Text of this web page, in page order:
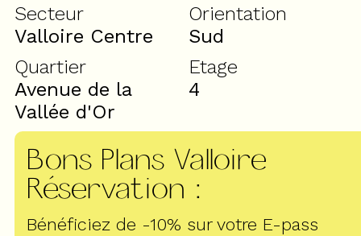
Secteur
Valloire Centre
Orientation
Sud
Quartier
Avenue de la
Vallée d'Or
Etage
4
Bons Plans Valloire
Réservation :
Bénéficiez de -10% sur votre E-pass